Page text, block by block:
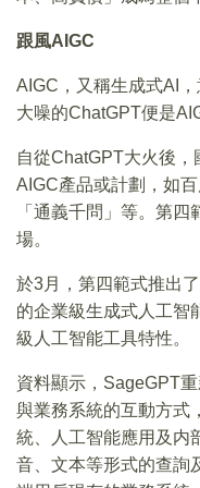
跟風AIGC
AIGC，又稱生成式AI
大噪的ChatGPT便是
自從ChatGPT大火後
AIGC產品或計劃，如
「通義千問」等。第
場。
於3月，第四範式推出
的企業級生成式人工智
級人工智能工具特性。
資料顯示，SageGPT
與業務系統的互動方式
統、人工智能應用及内
音、文本等形式的查詢